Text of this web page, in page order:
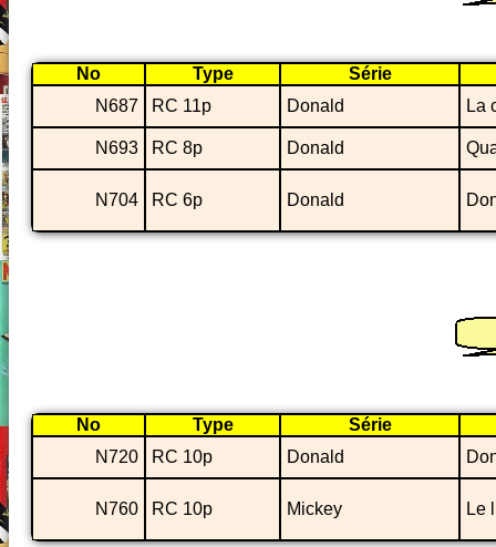
No Type
Série
N687
RC 11p Donald La
N693 RC 8p Donald
N704 RC 6p Donald
No Type
Série
N720
RC 10p Donald
N760 RC 10p Mickey Le